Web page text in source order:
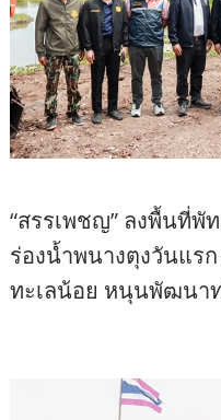
“สรรเพชญ” ลงพื้นที่พั
ร่องน้ำพนางตุงวันแร
ทะเลน้อย หนุนพัฒนาท่